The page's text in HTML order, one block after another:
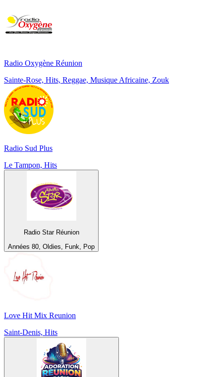
Radio Oxygène Réunion
Sainte-Rose, Hits, Reggae, Musique Africaine, Zouk
Radio Sud Plus
Le Tampon, Hits
Radio Star Réunion
Années 80, Oldies, Funk, Pop
Love Hit Mix Reunion
Saint-Denis, Hits